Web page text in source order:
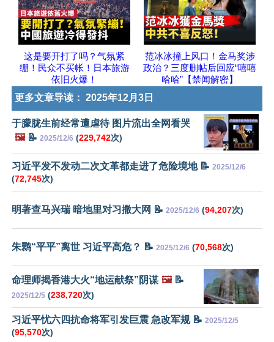
这是要开打了吗？气氛紧
绷！民众不买帐！日本旅游
依旧火爆！
范冰冰撞上风口！金马奖涉
政治？三度删帖后回应“嘻嘻
哈哈”【禁闻解密】
更多文章导读： 2025年12月3日
于朦胧生前经常遭虐待 图片流出全网看哭
🖼️📝 2025/12/6 (229,742次)
习近平发不发动二次文革都走进了危险境地 📝 2025/12/6
(72,745次)
明著查马兴瑞 暗地里对习撒大网 📝 2025/12/6 (94,207次)
朱鹮“平平”离世 习近平高危？ 📝 2025/12/6 (70,568次)
命理师揭香港大火“地运献祭”阴谋 🖼️📝
2025/12/5 (238,720次)
习近平忧六四抗命将军引发巨震 急改军规 📝 2025/12/5
(95,570次)